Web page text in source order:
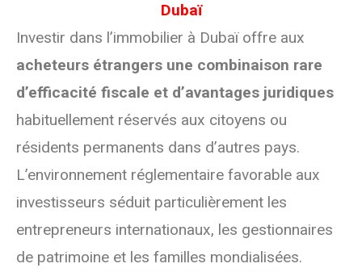
Dubaï
Investir dans l’immobilier à Dubaï offre aux
acheteurs étrangers une combinaison rare
d’efficacité fiscale et d’avantages juridiques
habituellement réservés aux citoyens ou
résidents permanents dans d’autres pays.
L’environnement réglementaire favorable aux
investisseurs séduit particulièrement les
entrepreneurs internationaux, les gestionnaires
de patrimoine et les familles mondialisées.